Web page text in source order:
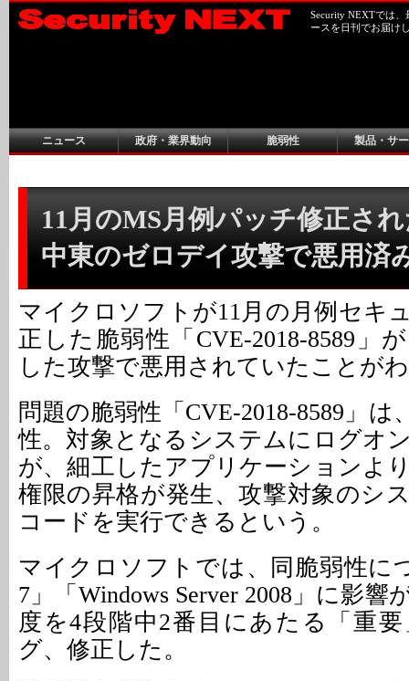
Security NEXTでは
ースを日刊でお届け
ニュース 政府・業界動向 脆弱性 製品・サ
11月のMS月例パッチ修正さ
中東のゼロデイ攻撃で悪用済
マイクロソフトが11月の月例セキ
正した脆弱性「CVE-2018-8589」
した攻撃で悪用されていたことが
問題の脆弱性「CVE-2018-8589」は
性。対象となるシステムにログオ
が、細工したアプリケーションよ
権限の昇格が発生、攻撃対象のシ
コードを実行できるという。
マイクロソフトでは、同脆弱性に
7」「Windows Server 2008」に影響
度を4段階中2番目にあたる「重
グ、修正した。